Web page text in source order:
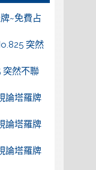
~免費占
突然
突然不聯
論塔羅牌
論塔羅牌
論塔羅牌